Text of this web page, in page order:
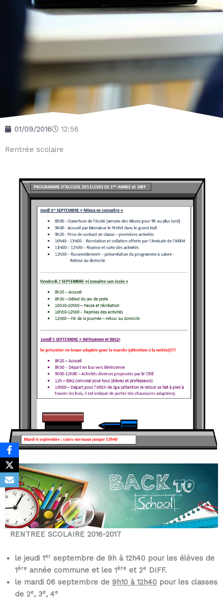
01/09/2016 12:56
Rentrée scolaire
RENTREE SCOLAIRE 2016-2017
le jeudi 1er septembre de 9h à 12h40 pour les élèves de
1ère année commune et les 1ère et 2e DIFF.
le mardi 06 septembre de 9h10 à 12h40 pour les classes
de 2e, 3e, 4e